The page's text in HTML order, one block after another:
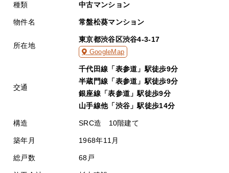
種類 中古マンション
物件名 常盤松葵マンション
所在地
東京都渋谷区渋谷4-3-17
GoogleMap
交通
千代田線「表参道」駅徒歩9分
半蔵門線「表参道」駅徒歩9分
銀座線「表参道」駅徒歩9分
山手線他「渋谷」駅徒歩14分
構造 SRC造 10階建て
築年月 1968年11月
総戸数 68戸